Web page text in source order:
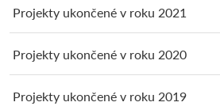
Projekty ukončené v roku 2021
Projekty ukončené v roku 2020
Projekty ukončené v roku 2019